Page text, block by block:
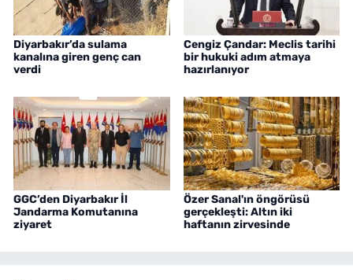
Diyarbakır’da sulama
kanalına giren genç can
verdi
Cengiz Çandar: Meclis tarihi
bir hukuki adım atmaya
hazırlanıyor
GGC’den Diyarbakır İl
Jandarma Komutanına
ziyaret
Özer Sanal'ın öngörüsü
gerçekleşti: Altın iki
haftanın zirvesinde